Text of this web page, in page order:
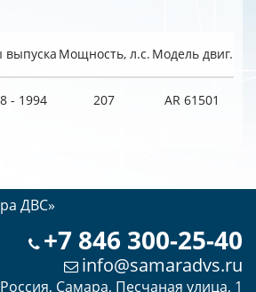
выпуска Мощность, л.с. Модель двиг.
- 1994 207 AR 61501
ДВС»
+7 846 300-25-40
info@samaradvs.ru
Россия, Самара, Песчаная улица, 1